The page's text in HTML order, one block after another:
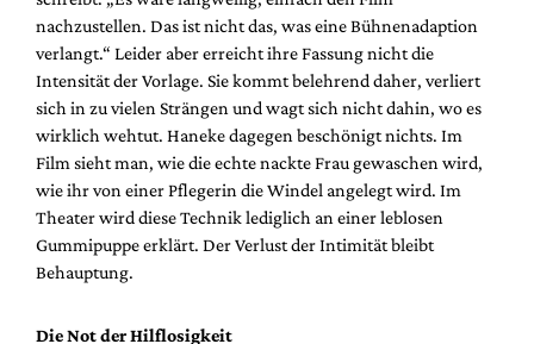
nachzustellen. Das ist nicht das, was eine Bühnenadaption
verlangt.“ Leider aber erreicht ihre Fassung nicht die
Intensität der Vorlage. Sie kommt belehrend daher, verliert
sich in zu vielen Strängen und wagt sich nicht dahin, wo es
wirklich wehtut. Haneke dagegen beschönigt nichts. Im
Film sieht man, wie die echte nackte Frau gewaschen wird,
wie ihr von einer Pflegerin die Windel angelegt wird. Im
Theater wird diese Technik lediglich an einer leblosen
Gummipuppe erklärt. Der Verlust der Intimität bleibt
Behauptung.
Die Not der Hilflosigkeit